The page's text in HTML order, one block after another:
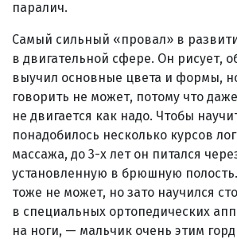
паралич.
Самый сильный «провал» в
в двигательной сфере. Он рисует,
выучил основные цвета и формы,
говорить не может, потому что
не двигается как надо. Чтобы
понадобилось несколько курсов
массажа, до 3-х лет он питался
установленную в брюшную
тоже не может, но зато научился
в специальных ортопедических
на ноги, — мальчик очень этим